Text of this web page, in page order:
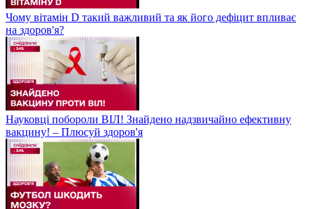
Чому вітамін D такий важливий та як його дефіцит впливає
на здоров'я?
Науковці побороли ВІЛ! Знайдено надзвичайно ефективну
вакцину! – Плюсуй здоров'я